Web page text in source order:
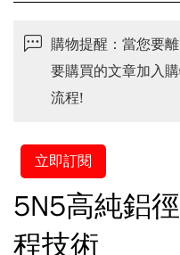
購物提醒：當您要
要購買的文章加入
流程!
立即訂閱
5N5高純鋁
程技術